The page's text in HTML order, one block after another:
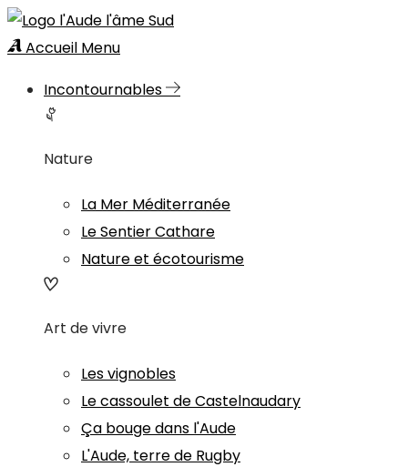
Accueil Menu
Incontournables
Nature
La Mer Méditerranée
Le Sentier Cathare
Nature et écotourisme
Art de vivre
Les vignobles
Le cassoulet de Castelnaudary
Ça bouge dans l'Aude
L'Aude, terre de Rugby